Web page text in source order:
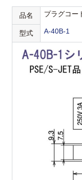
品名 プラグコー
型式 A-40B-1